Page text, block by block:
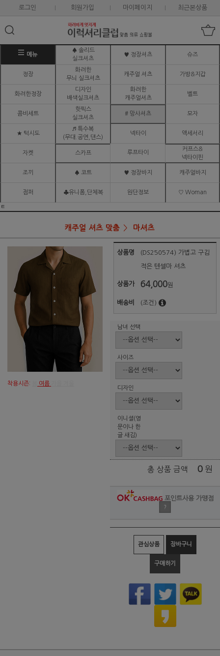
로그인 회원가입 마이페이지 최근본상품
메뉴
♠ 솔리드
실크셔츠
♥ 정장셔츠 슈즈
정장
화려한
무늬 실크셔츠
캐주얼 셔츠 가방&지갑
화려한정장
디자인
배색실크셔츠
화려한
캐주얼셔츠
벨트
콤비세트
핫픽스
실크셔츠
# 망사셔츠 모자
★ 턱시도
♬ 특수복
(무대.공연,댄스)
넥타이 액세서리
자켓 스카프 루프타이
커프스&
넥타이핀
조끼 ♠ 코트 ♥ 정장바지 캐주얼바지
점퍼 ♣유니폼,단체복 원단정보 ♡ Woman
ㅌ
캐주얼 셔츠 맞춤 마셔츠
착용시즌: 여름
상품명 (DS250574) 가볍고 구김
적은 텐셀마 셔츠
상품가 64,000원
배송비 (조건)
남녀 선택
사이즈
디자인
이니셜(영
문이나 한
글 새김)
총 상품 금액 0 원
포인트사용 가맹점
?
관심상품 장바구니
구매하기